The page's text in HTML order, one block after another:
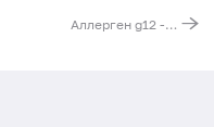
Аллерген g12 - рожь культивированная, IgE